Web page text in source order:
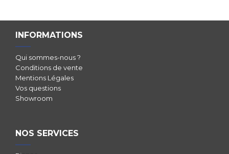
INFORMATIONS
Qui sommes-nous ?
Conditions de vente
Mentions Légales
Vos questions
Showroom
NOS SERVICES